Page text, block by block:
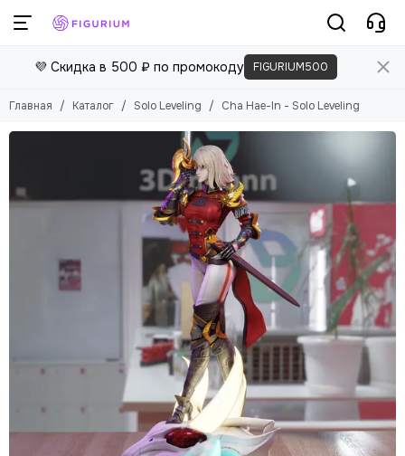
💜 Скидка в 500 ₽ по промокоду FIGURIUM500
Главная Каталог Solo Leveling Cha Hae-In - Solo Leveling